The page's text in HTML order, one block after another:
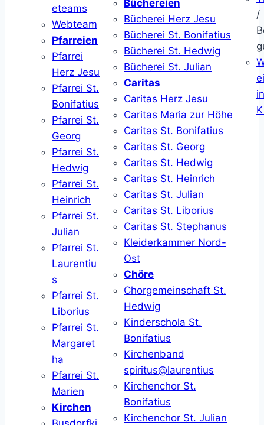
eteams
Webteam
Pfarreien
Pfarrei
Herz Jesu
Pfarrei St.
Bonifatius
Pfarrei St.
Georg
Pfarrei St.
Hedwig
Pfarrei St.
Heinrich
Pfarrei St.
Julian
Pfarrei St.
Laurentiu
s
Pfarrei St.
Liborius
Pfarrei St.
Margaret
ha
Pfarrei St.
Marien
Kirchen
Büchereien
Bücherei Herz Jesu
Bücherei St. Bonifatius
Bücherei St. Hedwig
Bücherei St. Julian
Caritas
Caritas Herz Jesu
Caritas Maria zur Höhe
Caritas St. Bonifatius
Caritas St. Georg
Caritas St. Hedwig
Caritas St. Heinrich
Caritas St. Julian
Caritas St. Liborius
Caritas St. Stephanus
Kleiderkammer Nord-
Ost
Chöre
Chorgemeinschaft St.
Hedwig
Kinderschola St.
Bonifatius
Kirchenband
spiritus@laurentius
Kirchenchor St.
Bonifatius
Kirchenchor St. Julian
/